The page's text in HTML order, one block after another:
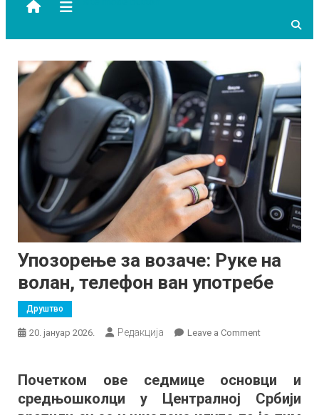
Упозорење за возаче: Руке на
волан, телефон ван употребе
Друштво
20. јануар 2026. Редакција Leave a Commenton
возаче:
Руке
Почетком ове седмице основци и
средњошколци у Централној Србији